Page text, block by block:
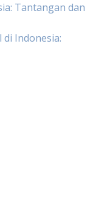
Tantangan dan
Indonesia: